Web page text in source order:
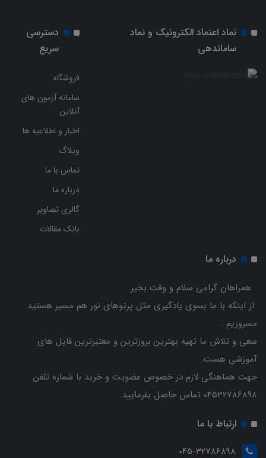
نماد اعتماد الکترونیک و نماد
ساماندهی
دسترسی
سریع
فروشگاه
سامانه آزمون های
آنلاین
اخبار و اطلاعیه ها
وبلاگ
تماس با ما
درباره ما
گالری تصاویر
بانک مقالات
درباره ما
همراهان گرامی سلام و وقت بخیر.
از اینکه با ما بسوی یادگیری مثل پرتوهای نور هم مسیر هستید
مسروریم .
سعی و تلاش ما تهیه بهترین بروزترین و معتبرترین فایل های
آموزشی هست.
جهت هماهنگی لازم در خصوص عضویت و خرید با شماره تلفن
04532786898 تماس حاصل بفرمایید.
ارتباط با ما
045-32786898